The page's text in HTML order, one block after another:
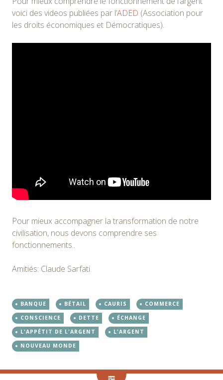
voici des videos publiées par l’ADED (Association pour
les droits économiques et Démocratiques).
Pour mieux accompagner la transformation de notre
civilisation, nous devons comprendre ses
fonctionnements..
Amitiés: Claude Sarfati
BANQUE BÉTAIL CAURIS
COMMERCE
CONSCIENCE
DETTE
ÉCHANGE
L'APPÉTIT DE L'ARGENT
L'ARGENT
NOUVEAU MONDE